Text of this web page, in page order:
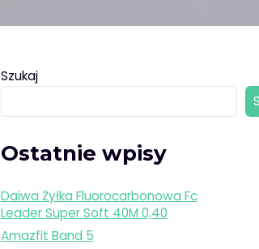
Szukaj
Ostatnie wpisy
Daiwa Żyłka Fluorocarbonowa Fc
Leader Super Soft 40M 0,40
Amazfit Band 5